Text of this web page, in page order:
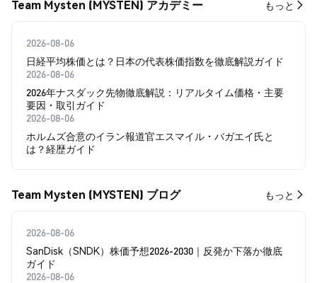
Team Mysten (MYSTEN) アカデミー もっと
2026-08-06
日経平均株価とは？日本の代表株価指数を徹底解説ガイド
2026-08-06
2026年ナスダック先物徹底解説：リアルタイム価格・主要
要因・取引ガイド
2026-08-06
ホルムズ合意のイラン報道官エスマイル・バガエイ氏と
は？経歴ガイド
Team Mysten (MYSTEN) ブログ もっと
2026-08-06
SanDisk（SNDK）株価予想2026-2030｜反発か下落か徹底
ガイド
2026-08-06